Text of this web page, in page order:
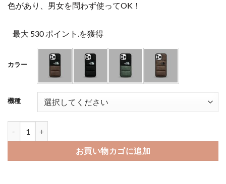
色があり、男女を問わず使ってOK！
最大 530 ポイント.を獲得
カラー
機種
お買い物カゴに追加